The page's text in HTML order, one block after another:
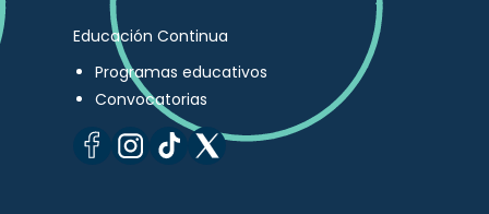
Educación Continua
Programas educativos
Convocatorias